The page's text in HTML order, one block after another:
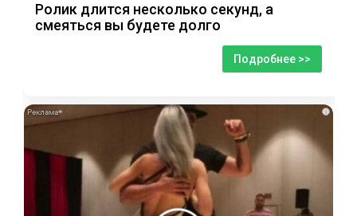
Ролик длится несколько секунд, а
смеяться вы будете долго
Подробнее >>
i